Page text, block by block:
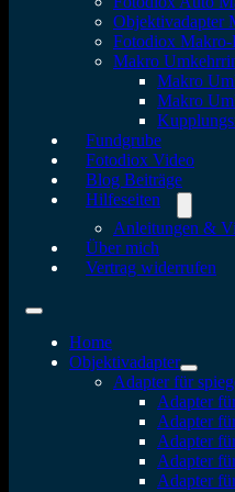
Objektivadapter
Fotodiox Makro-
Makro
Makro
Makro
Fundgrube
Fotodiox Video
Blog Beiträge
Hilfeseiten
Anleitungen &
Über mich
Vertrag widerrufen
Home
Objektivadapter
Adapter für
Adapter
Adapter
Adapter
Adapter
Adapter